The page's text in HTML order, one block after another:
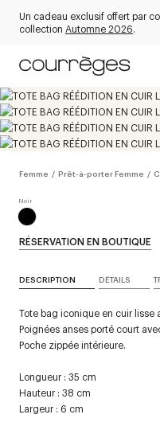
Un cadeau exclusif offert par
collection Automne 2026.
Femme / Prêt-à-porter Femme /
RÉSERVATION EN BOUTIQUE
DESCRIPTION DÉTAILS
Tote bag iconique en cuir lisse
Poignées anses porté court
Poche zippée intérieure.
Longueur : 35 cm
Hauteur : 38 cm
Largeur : 6 cm